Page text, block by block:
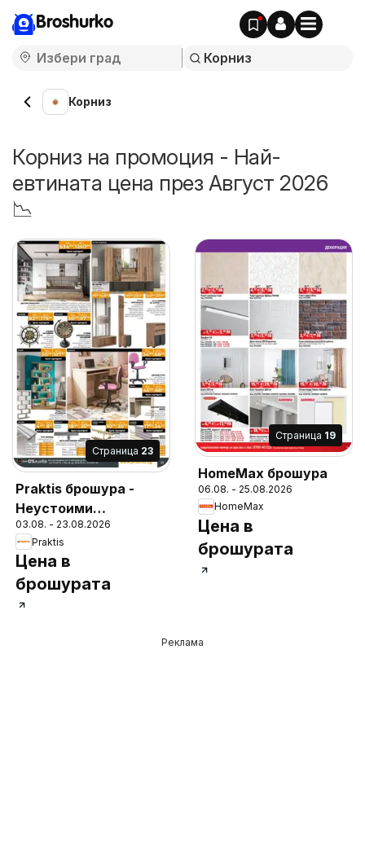
Broshurko
Корниз
Корниз на промоция - Най-
евтината цена през Август 2026
📉
Cтраница 23
Praktis брошура -
Неустоими
предложения
03.08. - 23.08.2026
Praktis
Цена в
брошурата
Cтраница 19
HomeMax брошура
06.08. - 25.08.2026
HomeMax
Цена в
брошурата
Реклама